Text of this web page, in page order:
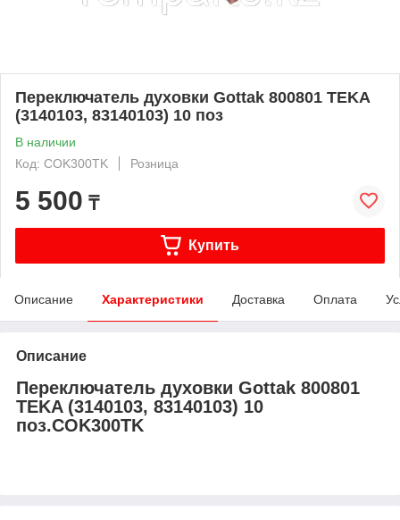
Переключатель духовки Gottak 800801 TEKA
(3140103, 83140103) 10 поз
В наличии
Код: COK300TK
Розница
5 500 ₸
Купить
Описание Характеристики Доставка Оплата
Описание
Переключатель духовки Gottak 800801
TEKA (3140103, 83140103) 10
поз.COK300TK